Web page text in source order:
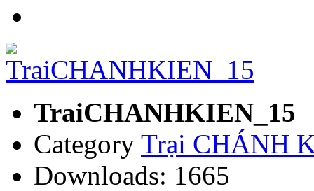
TraiCHANHKIEN_15
Category Trại CHÁNH
Downloads: 1665